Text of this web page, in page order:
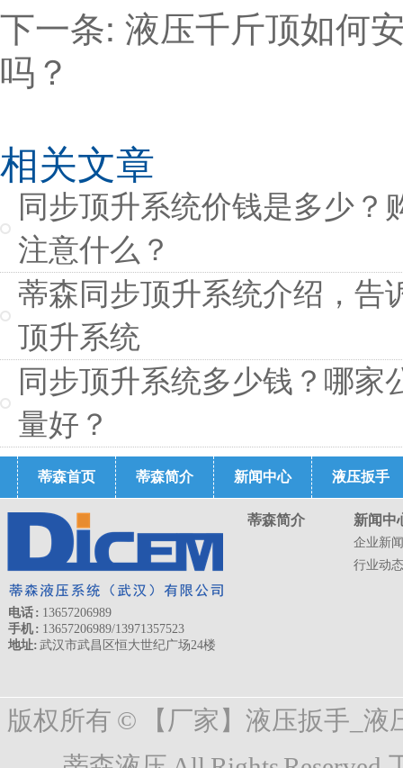
下一条: 液压千斤顶如何
吗？
相关文章
同步顶升系统价钱是多少？
注意什么？
蒂森同步顶升系统介绍，告
顶升系统
同步顶升系统多少钱？哪家
量好？
蒂森首页 蒂森简介 新闻中心 液压扳手
电话 : 13657206989
手机 : 13657206989/13971357523
地址:武汉市武昌区恒大世纪广场24楼
蒂森简介 新闻中
企业新闻
行业动态
版权所有 © 【厂家】液压扳手_